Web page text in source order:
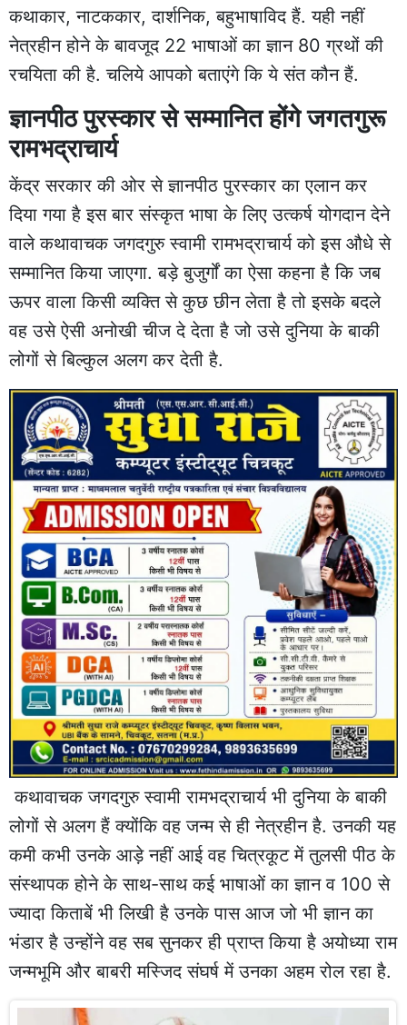
कथाकार, नाटककार, दार्शनिक, बहुभाषाविद हैं. यही नहीं
नेत्रहीन होने के बावजूद 22 भाषाओं का ज्ञान 80 ग्रथों की
रचयिता की है. चलिये आपको बताएंगे कि ये संत कौन हैं.
ज्ञानपीठ पुरस्कार से सम्मानित होंगे जगतगुरू
रामभद्राचार्य
केंद्र सरकार की ओर से ज्ञानपीठ पुरस्कार का एलान कर
दिया गया है इस बार संस्कृत भाषा के लिए उत्कर्ष योगदान देने
वाले कथावाचक जगदगुरु स्वामी रामभद्राचार्य को इस औधे से
सम्मानित किया जाएगा. बड़े बुजुर्गों का ऐसा कहना है कि जब
ऊपर वाला किसी व्यक्ति से कुछ छीन लेता है तो इसके बदले
वह उसे ऐसी अनोखी चीज दे देता है जो उसे दुनिया के बाकी
लोगों से बिल्कुल अलग कर देती है.
कथावाचक जगदगुरु स्वामी रामभद्राचार्य भी दुनिया के बाकी
लोगों से अलग हैं क्योंकि वह जन्म से ही नेत्रहीन है. उनकी यह
कमी कभी उनके आड़े नहीं आई वह चित्रकूट में तुलसी पीठ के
संस्थापक होने के साथ-साथ कई भाषाओं का ज्ञान व 100 से
ज्यादा किताबें भी लिखी है उनके पास आज जो भी ज्ञान का
भंडार है उन्होंने वह सब सुनकर ही प्राप्त किया है अयोध्या राम
जन्मभूमि और बाबरी मस्जिद संघर्ष में उनका अहम रोल रहा है.